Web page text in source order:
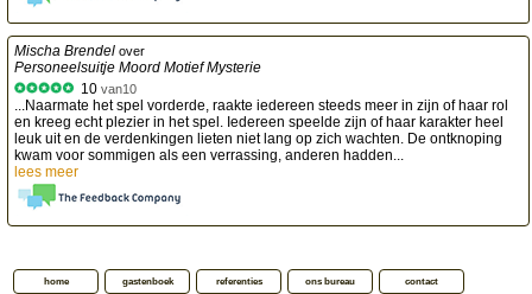
Mischa Brendel over
Personeelsuitje Moord Motief Mysterie
10van10
...Naarmate het spel vorderde, raakte iedereen steeds meer in zijn of haar rol
en kreeg echt plezier in het spel. Iedereen speelde zijn of haar karakter heel
leuk uit en de verdenkingen lieten niet lang op zich wachten. De ontknoping
kwam voor sommigen als een verrassing, anderen hadden...
lees meer
home gastenboek referenties ons bureau contact